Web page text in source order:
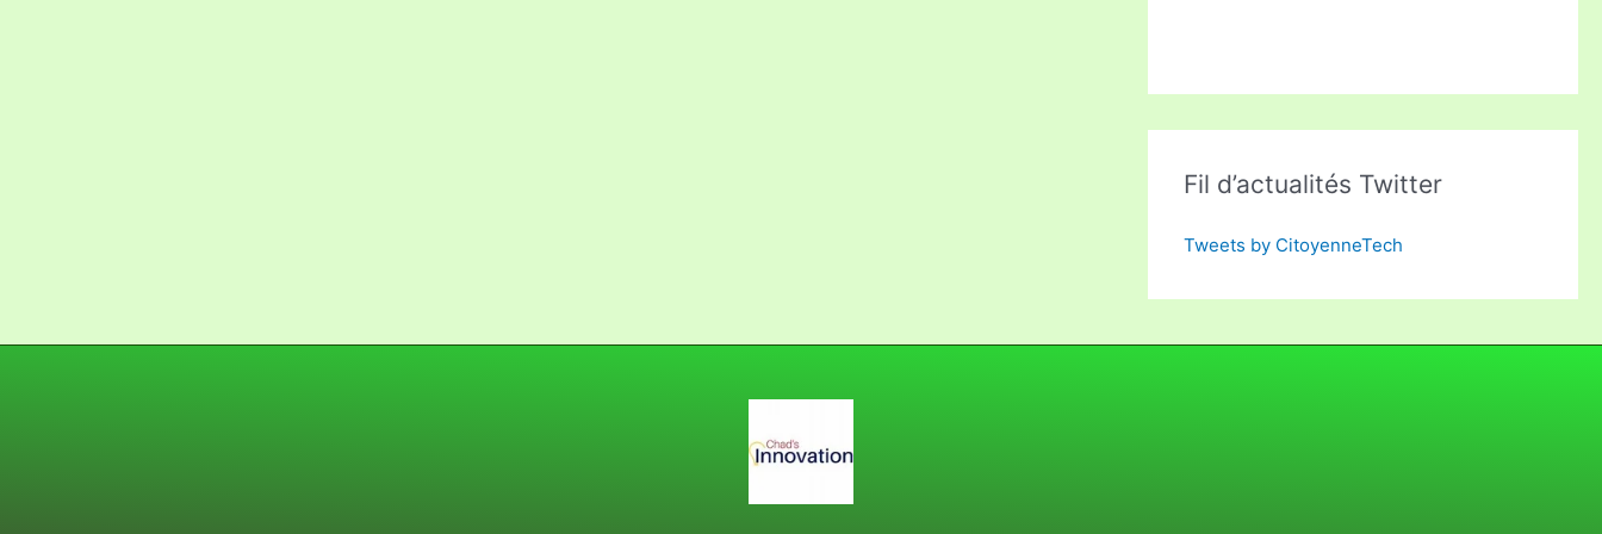
Fil d’actualités Twitter
Tweets by CitoyenneTech